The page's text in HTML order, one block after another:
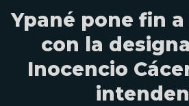
Ypané pone fin
con la
Inocencio